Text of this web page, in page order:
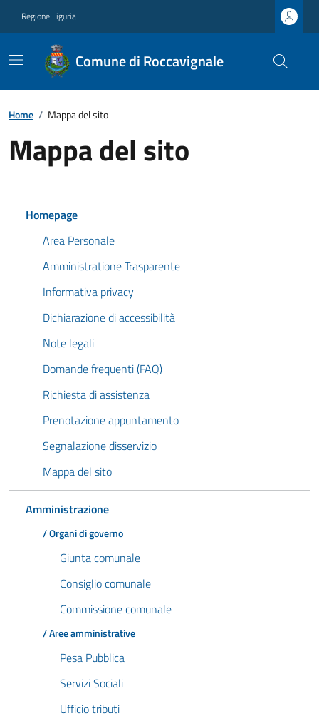
Regione Liguria
Comune di Roccavignale
Home / Mappa del sito
Mappa del sito
Homepage
Area Personale
Amministratione Trasparente
Informativa privacy
Dichiarazione di accessibilità
Note legali
Domande frequenti (FAQ)
Richiesta di assistenza
Prenotazione appuntamento
Segnalazione disservizio
Mappa del sito
Amministrazione
/ Organi di governo
Giunta comunale
Consiglio comunale
Commissione comunale
/ Aree amministrative
Pesa Pubblica
Servizi Sociali
Ufficio tributi